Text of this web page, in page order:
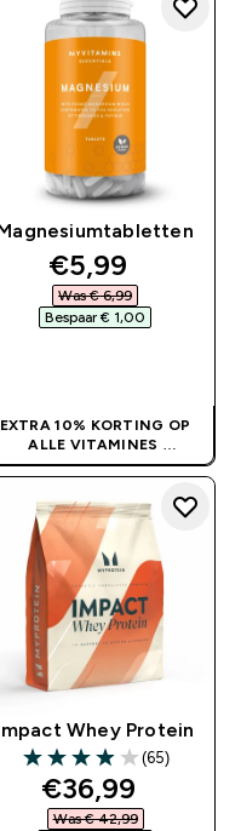
discounted
€5,99‎
Was € 6,99‎
Bespaar € 1,00‎
EXTRA 10% KORTING OP
ALLE VITAMINES
GEEN CODE NODIG
Whey Protein
3.95 out of 5 stars
(65)
discounted
€36,99‎
Was € 42,99‎